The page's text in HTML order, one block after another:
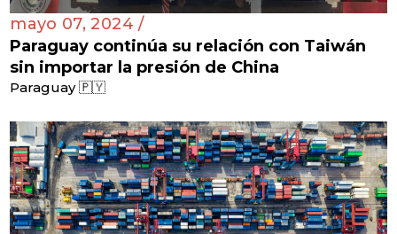
mayo 07, 2024 /
Paraguay continúa su relación con Taiwán
sin importar la presión de China
Paraguay 🇵🇾